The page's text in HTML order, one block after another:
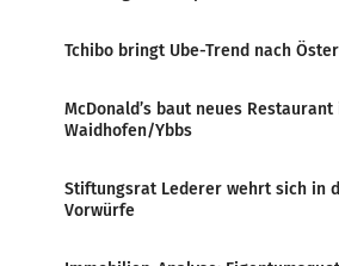
Tchibo bringt Ube-Trend nach
McDonald’s baut neues Restaurant
Waidhofen/Ybbs
Stiftungsrat Lederer wehrt sich in
Vorwürfe